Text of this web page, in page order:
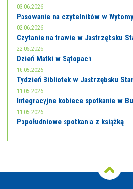
03.06.2026
Pasowanie na czytelników w
02.06.2026
Czytanie na trawie w Jastrzębsku
22.05.2026
Dzień Matki w Sątopach
18.05.2026
Tydzień Bibliotek w Jastrzębsku
11.05.2026
Integracyjne kobiece spotkanie w
11.05.2026
Popołudniowe spotkania z książką